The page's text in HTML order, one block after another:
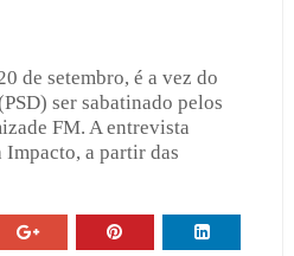
de setembro, é a vez do
ser sabatinado pelos
FM. A entrevista
Impacto, a partir das